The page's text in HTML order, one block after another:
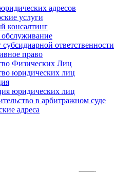
адресов
услуги
консалтинг
ответственности
право
Физических Лиц
юридических лиц
юридических лиц
в арбитражном суде
адреса